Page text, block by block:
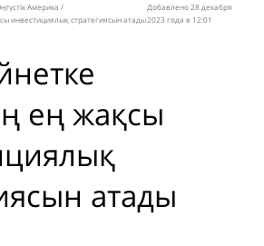
Америка /
инвестициялық стратегиясын атады
Добавлено 28 декабря
2023 года в 12:01
ең жақсы
атады